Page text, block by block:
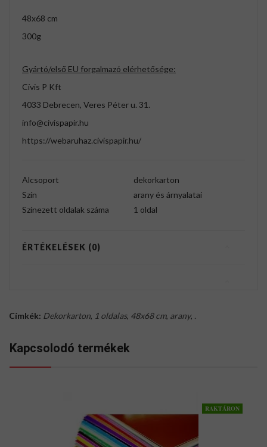
48x68 cm
300g
Gyártó/első EU forgalmazó elérhetősége:
Cívis P Kft
4033 Debrecen, Veres Péter u. 31.
info@civispapir.hu
https://webaruhaz.civispapir.hu/
Alcsoport
dekorkarton
Szín
arany és árnyalatai
Színezett oldalak száma
1 oldal
ÉRTÉKELÉSEK (0)
Címkék: Dekorkarton, 1 oldalas, 48x68 cm, arany, .
Kapcsolodó termékek
RAKTÁRON